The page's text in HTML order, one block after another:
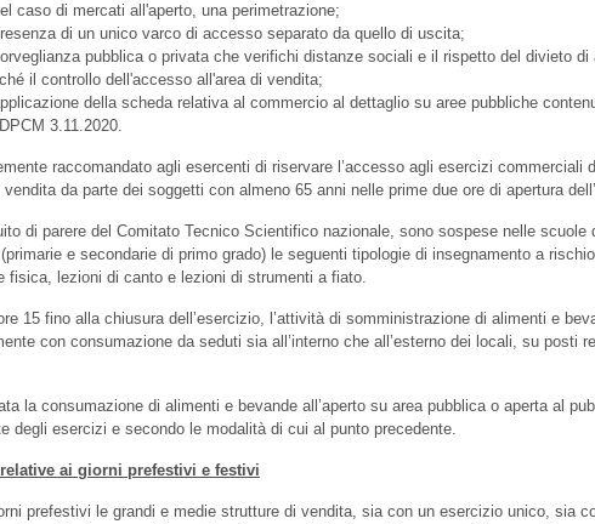
caso di mercati all'aperto, una perimetrazione;
di un unico varco di accesso separato da quello di uscita;
pubblica o privata che verifichi distanze sociali e il rispetto del divieto di
il controllo dell'accesso all'area di vendita;
della scheda relativa al commercio al dettaglio su aree pubbliche
3.11.2020.
raccomandato agli esercenti di riservare l’accesso agli esercizi commerciali
da parte dei soggetti con almeno 65 anni nelle prime due ore di apertura
di parere del Comitato Tecnico Scientifico nazionale, sono sospese nelle scuole
e secondarie di primo grado) le seguenti tipologie di insegnamento a
fisica, lezioni di canto e lezioni di strumenti a fiato.
15 fino alla chiusura dell’esercizio, l’attività di somministrazione di alimenti e
con consumazione da seduti sia all’interno che all’esterno dei locali, su posti
la consumazione di alimenti e bevande all’aperto su area pubblica o aperta al
degli esercizi e secondo le modalità di cui al punto precedente.
ai giorni prefestivi e festivi
prefestivi le grandi e medie strutture di vendita, sia con un esercizio unico, sia